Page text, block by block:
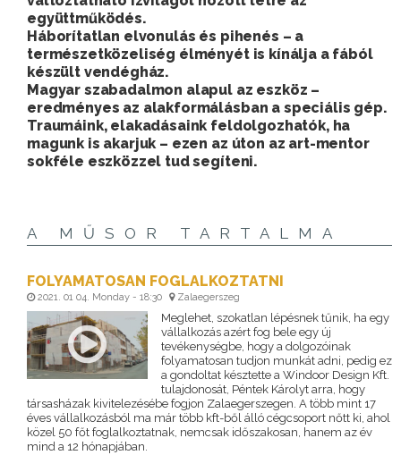
együttműködés.
Háborítatlan elvonulás és pihenés – a
természetközeliség élményét is kínálja a fából
készült vendégház.
Magyar szabadalmon alapul az eszköz –
eredményes az alakformálásban a speciális gép.
Traumáink, elakadásaink feldolgozhatók, ha
magunk is akarjuk – ezen az úton az art-mentor
sokféle eszközzel tud segíteni.
A MŰSOR TARTALMA
FOLYAMATOSAN FOGLALKOZTATNI
2021. 01 04. Monday - 18:30 Zalaegerszeg
Meglehet, szokatlan lépésnek tűnik, ha egy
vállalkozás azért fog bele egy új
tevékenységbe, hogy a dolgozóinak
folyamatosan tudjon munkát adni, pedig ez
a gondoltat késztette a Windoor Design Kft.
tulajdonosát, Péntek Károlyt arra, hogy
társasházak kivitelezésébe fogjon Zalaegerszegen. A több mint 17
éves vállalkozásból ma már több kft-ből álló cégcsoport nőtt ki, ahol
közel 50 főt foglalkoztatnak, nemcsak időszakosan, hanem az év
mind a 12 hónapjában.